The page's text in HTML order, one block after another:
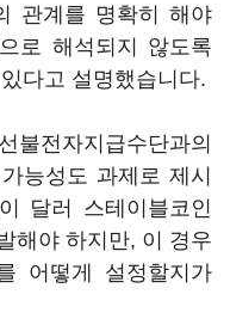
관계를 명확히 해야
로 해석되지 않도록
다고 설명했습니다.
불전자지급수단과의
능성도 과제로 제시
달러 스테이블코인
해야 하지만, 이 경우
어떻게 설정할지가